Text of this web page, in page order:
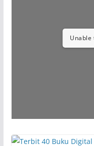
Unable